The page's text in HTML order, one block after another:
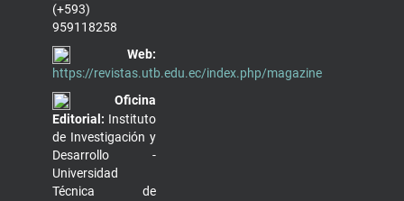
(+593)
959118258
Web:
https://revistas.utb.edu.ec/index.php/magazine
Oficina
Editorial: Instituto
de Investigación y
Desarrollo -
Universidad
Técnica de